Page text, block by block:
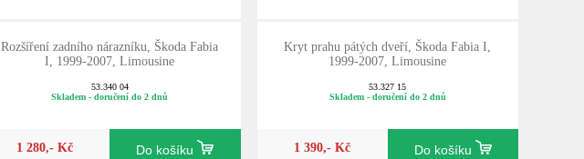
Rozšíření zadního nárazníku, Škoda Fabia
I, 1999-2007, Limousine
53.340 04
Skladem - doručení do 2 dnů
1 280,- Kč Do košíku
Kryt prahu pátých dveří, Škoda Fabia I,
1999-2007, Limousine
53.327 15
Skladem - doručení do 2 dnů
1 390,- Kč Do košíku